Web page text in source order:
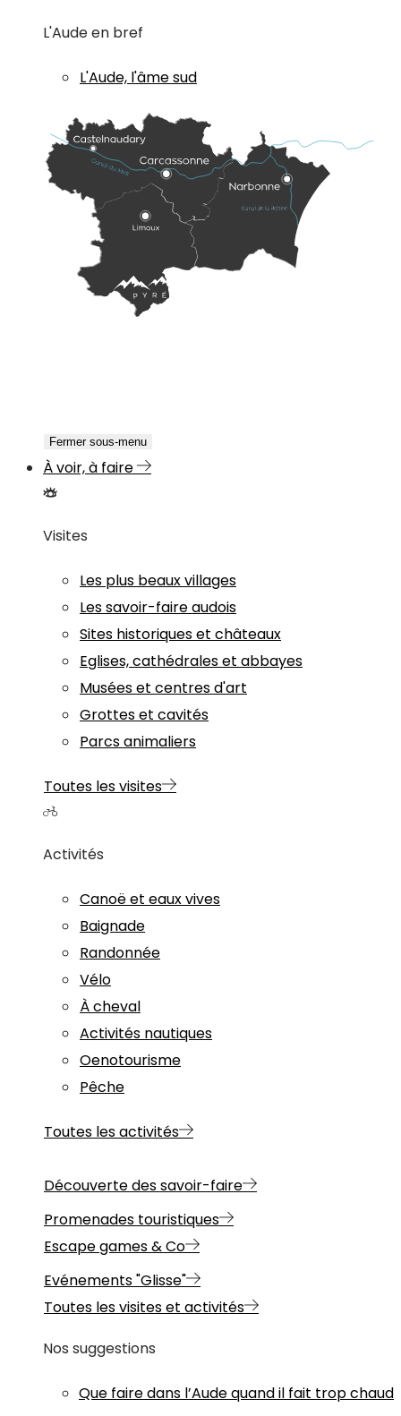
L'Aude en bref
L'Aude, l'âme sud
Fermer sous-menu
À voir, à faire
Visites
Les plus beaux villages
Les savoir-faire audois
Sites historiques et châteaux
Eglises, cathédrales et abbayes
Musées et centres d'art
Grottes et cavités
Parcs animaliers
Toutes les visites
Activités
Canoë et eaux vives
Baignade
Randonnée
Vélo
À cheval
Activités nautiques
Oenotourisme
Pêche
Toutes les activités
Découverte des savoir-faire
Promenades touristiques
Escape games & Co
Evénements "Glisse"
Toutes les visites et activités
Nos suggestions
Que faire dans l’Aude quand il fait trop chaud